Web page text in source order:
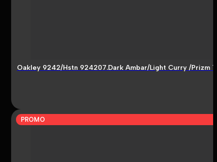
Oakley 9242/Hstn 924207.Dark Ambar/Light Curry /Prizm
PROMO